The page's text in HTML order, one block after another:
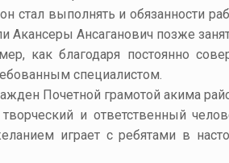
стал выполнять и обязанности
Акансеры Ансаганович позже
как благодаря постоянно
специалистом.
Почетной грамотой акима
и ответственный
играет с ребятами в